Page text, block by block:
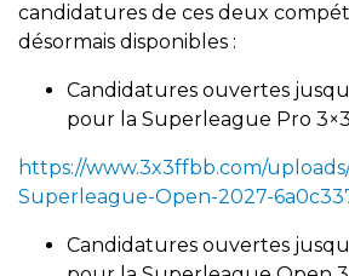
candidatures de ces deux
désormais disponibles :
Candidatures ouvertes
pour la Superleague Pro
https://www.3x3ffbb.com/
Superleague-Open-2027-
Candidatures ouvertes